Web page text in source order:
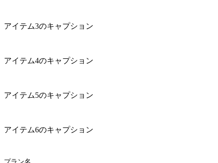
アイテム3のキャプション
アイテム4のキャプション
アイテム5のキャプション
アイテム6のキャプション